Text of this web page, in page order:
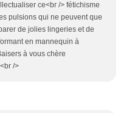
ce<br /> fétichisme
pulsions qui ne peuvent que
de jolies lingeries et de
en mannequin à
à vous chère
/>